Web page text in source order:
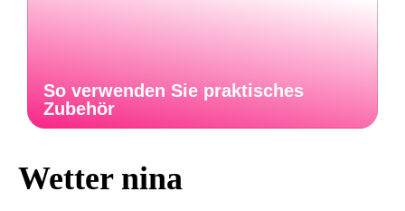
So verwenden Sie praktisches
Zubehör
Wetter nina